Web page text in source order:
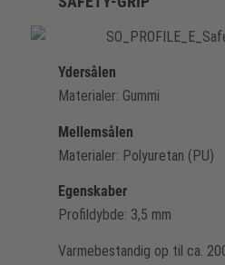
Ydersålen
Materialer: Gummi
Mellemsålen
Materialer: Polyuretan (PU)
Egenskaber
Profildybde: 3,5 mm
Varmebestandig op til ca.